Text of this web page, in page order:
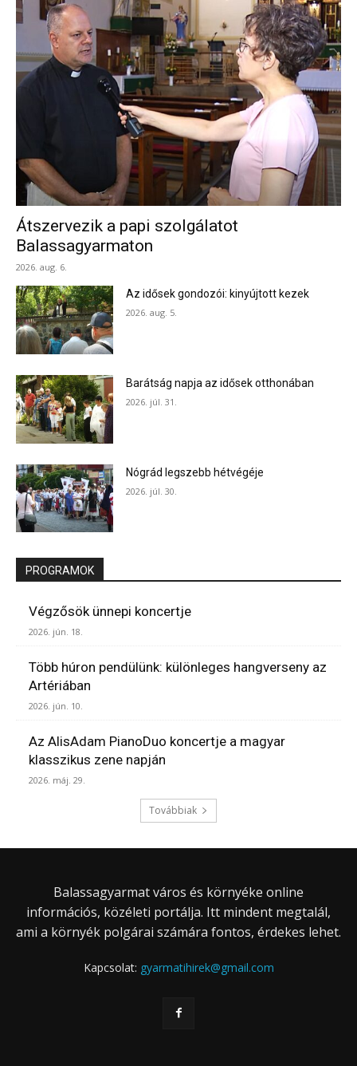
Átszervezik a papi szolgálatot
Balassagyarmaton
2026. aug. 6.
Az idősek gondozói: kinyújtott kezek
2026. aug. 5.
Barátság napja az idősek otthonában
2026. júl. 31.
Nógrád legszebb hétvégéje
2026. júl. 30.
PROGRAMOK
Végzősök ünnepi koncertje
2026. jún. 18.
Több húron pendülünk: különleges hangverseny az
Artériában
2026. jún. 10.
Az AlisAdam PianoDuo koncertje a magyar
klasszikus zene napján
2026. máj. 29.
Továbbiak
Balassagyarmat város és környéke online
információs, közéleti portálja. Itt mindent megtalál,
ami a környék polgárai számára fontos, érdekes lehet.
Kapcsolat: gyarmatihirek@gmail.com